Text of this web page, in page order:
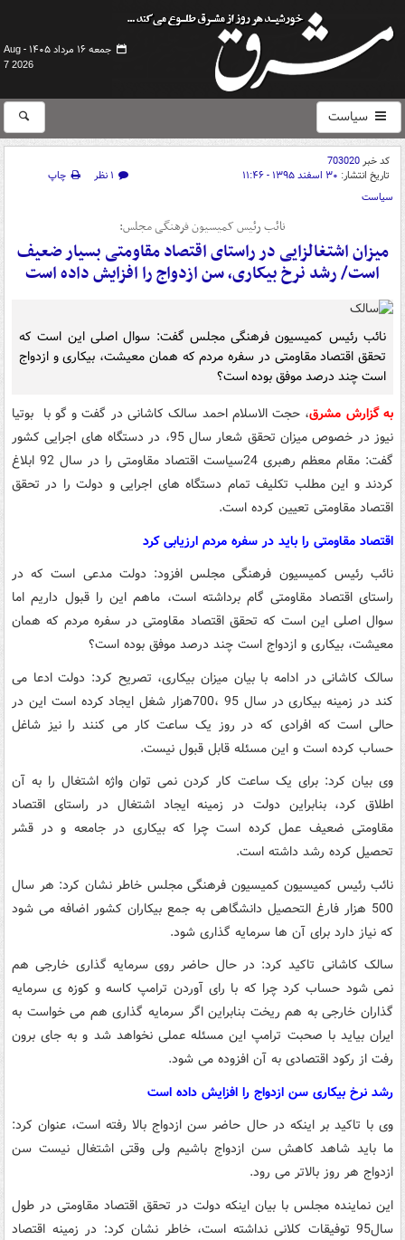
جمعه ۱۶ مرداد ۱۴۰۵ -
Aug
7 2026
سیاست
کد خبر703020
تاریخ انتشار: ۳۰ اسفند ۱۳۹۵ - ۱۱:۴۶ ۱ نظر
چاپ
سیاست
نائب رئیس کمیسیون فرهنگی مجلس:
میزان اشتغالزایی در راستای اقتصاد مقاومتی بسیار ضعیف
است/ رشد نرخ بیکاری، سن ازدواج را افزایش داده است
نائب رئیس کمیسیون فرهنگی مجلس گفت: سوال اصلی این است که
تحقق اقتصاد مقاومتی در سفره مردم که همان معیشت، بیکاری و ازدواج
است چند درصد موفق بوده است؟
به گزارش مشرق، حجت الاسلام احمد سالک کاشانی در گفت و گو با بوتیا
نیوز در خصوص میزان تحقق شعار سال 95، در دستگاه های اجرایی کشور
گفت: مقام معظم رهبری 24سیاست اقتصاد مقاومتی را در سال 92 ابلاغ
کردند و این مطلب تکلیف تمام دستگاه های اجرایی و دولت را در تحقق
اقتصاد مقاومتی تعیین کرده است.
اقتصاد مقاومتی را باید در سفره مردم ارزیابی کرد
نائب رئیس کمیسیون فرهنگی مجلس افزود: دولت مدعی است که در
راستای اقتصاد مقاومتی گام برداشته است، ماهم این را قبول داریم اما
سوال اصلی این است که تحقق اقتصاد مقاومتی در سفره مردم که همان
معیشت، بیکاری و ازدواج است چند درصد موفق بوده است؟
سالک کاشانی در ادامه با بیان میزان بیکاری، تصریح کرد: دولت ادعا می
کند در زمینه بیکاری در سال 95 ،700هزار شغل ایجاد کرده است این در
حالی است که افرادی که در روز یک ساعت کار می کنند را نیز شاغل
حساب کرده است و این مسئله قابل قبول نیست.
وی بیان کرد: برای یک ساعت کار کردن نمی توان واژه اشتغال را به آن
اطلاق کرد، بنابراین دولت در زمینه ایجاد اشتغال در راستای اقتصاد
مقاومتی ضعیف عمل کرده است چرا که بیکاری در جامعه و در قشر
تحصیل کرده رشد داشته است.
نائب رئیس کمیسیون کمیسیون فرهنگی مجلس خاطر نشان کرد: هر سال
500 هزار فارغ التحصیل دانشگاهی به جمع بیکاران کشور اضافه می شود
که نیاز دارد برای آن ها سرمایه گذاری شود.
سالک کاشانی تاکید کرد: در حال حاضر روی سرمایه گذاری خارجی هم
نمی شود حساب کرد چرا که با رای آوردن ترامپ کاسه و کوزه ی سرمایه
گذاران خارجی به هم ریخت بنابراین اگر سرمایه گذاری هم می خواست به
ایران بیاید با صحبت ترامپ این مسئله عملی نخواهد شد و به جای برون
رفت از رکود اقتصادی به آن افزوده می شود.
رشد نرخ بیکاری سن ازدواج را افزایش داده است
وی با تاکید بر اینکه در حال حاضر سن ازدواج بالا رفته است، عنوان کرد:
ما باید شاهد کاهش سن ازدواج باشیم ولی وقتی اشتغال نیست سن
ازدواج هر روز بالاتر می رود.
این نماینده مجلس با بیان اینکه دولت در تحقق اقتصاد مقاومتی در طول
سال95 توفیقات کلانی نداشته است، خاطر نشان کرد: در زمینه اقتصاد